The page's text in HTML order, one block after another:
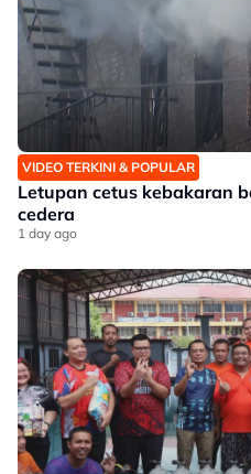
VIDEO TERKINI & POPULAR
Letupan cetus kebakaran
cedera
1 day ago